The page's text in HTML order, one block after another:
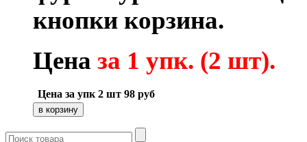
кнопки корзина.
Цена за 1 упк. (2 шт).
Цена за упк 2 шт 98 руб